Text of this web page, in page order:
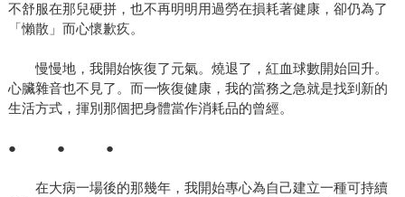
不舒服在那兒硬拼，也不再明明用過勞在損耗著健康，卻仍為了
「懶散」而心懷歉疚。
慢慢地，我開始恢復了元氣。燒退了，紅血球數開始回升。
心臟雜音也不見了。而一恢復健康，我的當務之急就是找到新的
生活方式，揮別那個把身體當作消耗品的曾經。
● ● ●
在大病一場後的那幾年，我開始專心為自己建立一種可持續